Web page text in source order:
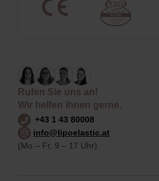
Rufen Sie uns an!
Wir helfen Ihnen gerne.
+43 1 43 80008
info@lipoelastic.at
(Mo – Fr, 9 – 17 Uhr)